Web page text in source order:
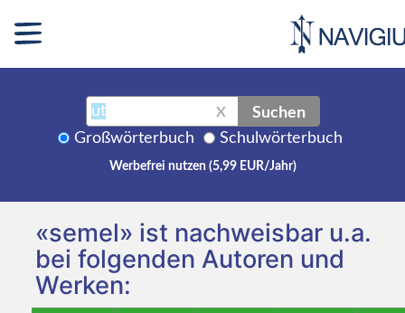
X Suchen
Großwörterbuch Schulwörterbuch
Werbefrei nutzen (5,99 EUR/Jahr)
«semel» ist nachweisbar u.a.
bei folgenden Autoren und
Werken: